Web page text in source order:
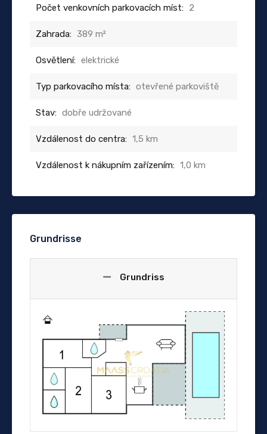
Počet venkovních parkovacích míst: 2
Zahrada: 389 m²
Osvětlení: elektrické
Typ parkovacího místa: otevřené parkoviště
Stav: dobře udržované
Vzdálenost do centra: 1,5 km
Vzdálenost k nákupním zařízením: 1,0 km
Grundrisse
Grundriss